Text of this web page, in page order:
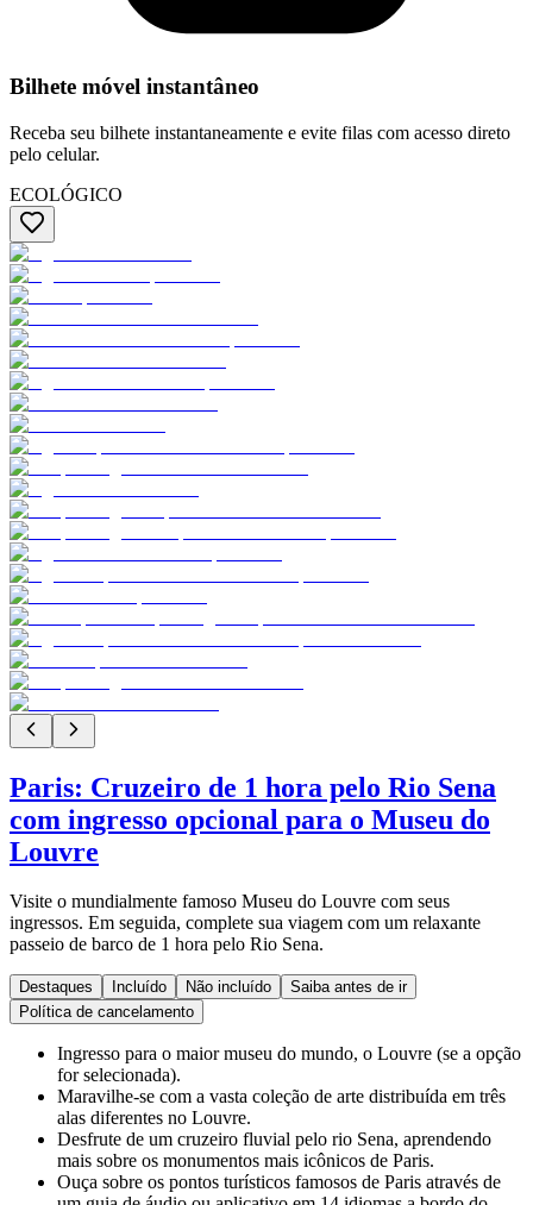
Bilhete móvel instantâneo
Receba seu bilhete instantaneamente e evite filas com acesso direto
pelo celular.
ECOLÓGICO
Paris: Cruzeiro de 1 hora pelo Rio Sena
com ingresso opcional para o Museu do
Louvre
Visite o mundialmente famoso Museu do Louvre com seus
ingressos. Em seguida, complete sua viagem com um relaxante
passeio de barco de 1 hora pelo Rio Sena.
Destaques Incluído Não incluído
Saiba antes de ir
Política de cancelamento
Ingresso para o maior museu do mundo, o Louvre (se a opção
for selecionada).
Maravilhe-se com a vasta coleção de arte distribuída em três
alas diferentes no Louvre.
Desfrute de um cruzeiro fluvial pelo rio Sena, aprendendo
mais sobre os monumentos mais icônicos de Paris.
Ouça sobre os pontos turísticos famosos de Paris através de